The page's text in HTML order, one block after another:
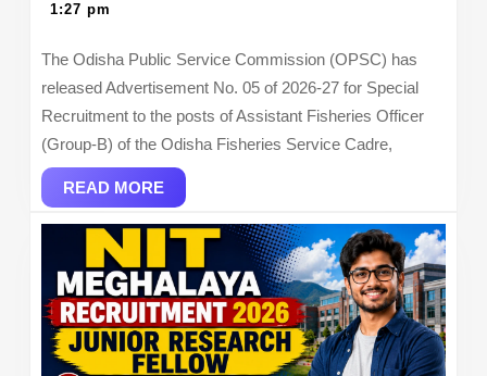
for
44
1:27 pm
The Odisha Public Service Commission (OPSC) has
released Advertisement No. 05 of 2026-27 for Special
Recruitment to the posts of Assistant Fisheries Officer
(Group-B) of the Odisha Fisheries Service Cadre,
READ MOREREAD
MORE